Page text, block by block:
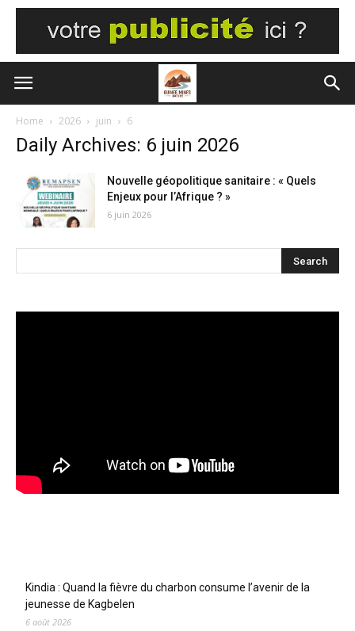
Home 2026 juin 6
Daily Archives: 6 juin 2026
Nouvelle géopolitique sanitaire : « Quels
Enjeux pour l’Afrique ? »
6 juin 2026
Kindia : Quand la fièvre du charbon consume l’avenir de la
jeunesse de Kagbelen
6 août 2026